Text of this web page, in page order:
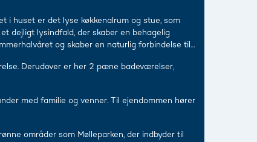
i huset er det lyse køkkenalrum og stue, som
dejligt lysindfald, der skaber en behagelig
og skaber en naturlig forbindelse til
Derudover er her 2 pæne badeværelser,
med familie og venner. Til ejendommen hører
områder som Mølleparken, der indbyder til